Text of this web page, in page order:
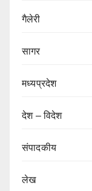
गैलेरी
सागर
मध्यप्रदेश
देश – विदेश
संपादकीय
लेख